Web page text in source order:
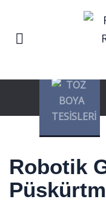
Robotik